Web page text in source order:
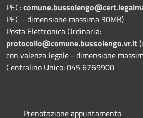
PEC:
PEC - dimensione massima 30MB)
Posta Elettronica Ordinaria:
protocollo@comune.bussolengo.vr.it
con valenza legale - dimensione
Centralino Unico: 045 6769900
Prenotazione appuntamento